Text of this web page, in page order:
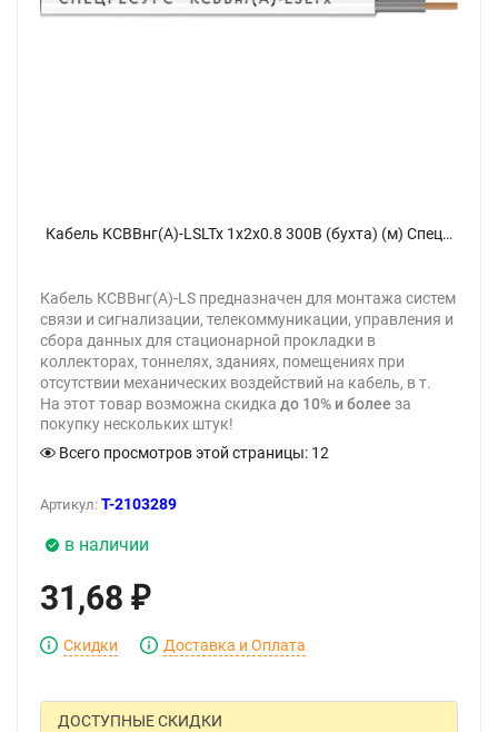
Кабель КСВВнг(А)-LSLTx 1х2х0.8 300В (бухта) (м) Спецресурс 4682 - фото
Кабель КСВВнг(A)-LS предназначен для монтажа систем
связи и сигнализации, телекоммуникации, управления и
сбора данных для стационарной прокладки в
коллекторах, тоннелях, зданиях, помещениях при
отсутствии механических воздействий на кабель, в т.
На этот товар возможна скидка до 10% и более за
покупку нескольких штук!
Всего просмотров этой страницы: 12
Артикул: T-2103289
в наличии
31,68 ₽
Скидки Доставка и Оплата
ДОСТУПНЫЕ СКИДКИ